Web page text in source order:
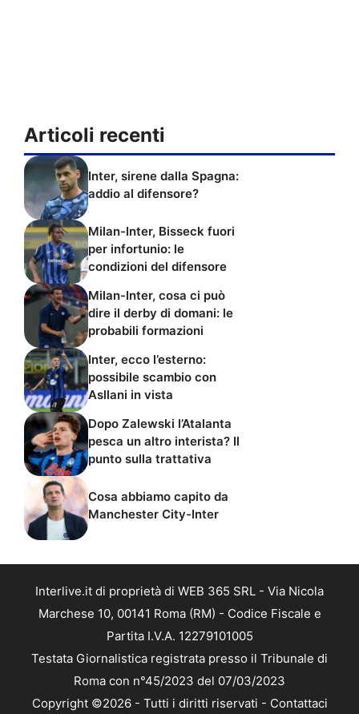
Articoli recenti
Inter, sirene dalla Spagna:
addio al difensore?
Milan-Inter, Bisseck fuori
per infortunio: le
condizioni del difensore
Milan-Inter, cosa ci può
dire il derby di domani: le
probabili formazioni
Inter, ecco l’esterno:
possibile scambio con
Asllani in vista
Dopo Zalewski l’Atalanta
pesca un altro interista? Il
punto sulla trattativa
Cosa abbiamo capito da
Manchester City-Inter
Interlive.it di proprietà di WEB 365 SRL - Via Nicola
Marchese 10, 00141 Roma (RM) - Codice Fiscale e
Partita I.V.A. 12279101005
Testata Giornalistica registrata presso il Tribunale di
Roma con n°45/2023 del 07/03/2023
Copyright ©2026 - Tutti i diritti riservati - Contattaci